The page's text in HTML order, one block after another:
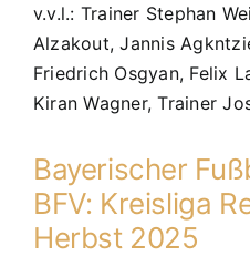
v.v.l.: Trainer Stephan
Alzakout, Jannis
Friedrich Osgyan, Felix
Kiran Wagner, Trainer
Bayerischer
BFV: Kreisliga
Herbst 2025